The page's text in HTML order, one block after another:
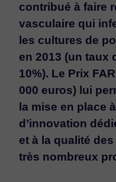
contribué à faire
vasculaire qui
les cultures de
en 2013 (un taux
10%). Le Prix
000 euros) lui
la mise en place
d’innovation
et à la qualité
très nombreux